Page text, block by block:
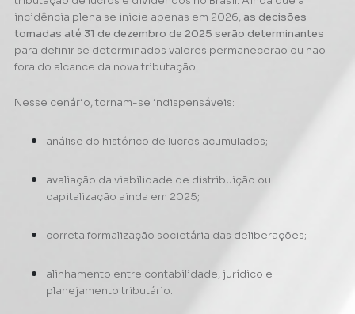
incidência plena se inicie apenas em 2026, as decisões
tomadas até 31 de dezembro de 2025 serão determinantes
para definir se determinados valores permanecerão ou não
fora do alcance da nova tributação.
Nesse cenário, tornam-se indispensáveis:
análise do histórico de lucros acumulados;
avaliação da viabilidade de distribuição ou
capitalização ainda em 2025;
correta formalização societária das deliberações;
alinhamento entre contabilidade, jurídico e
planejamento tributário.